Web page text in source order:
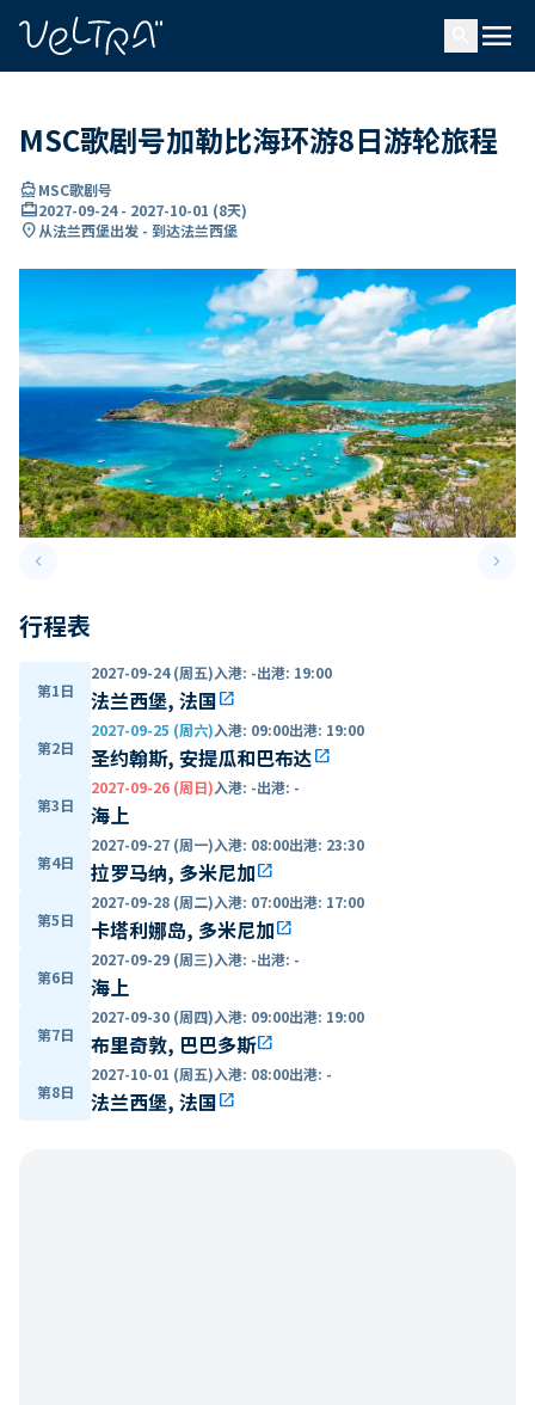
menu
MSC歌剧号加勒比海环游8日游轮旅程
directions_boatMSC歌剧号
card_travel2027-09-24- 2027-10-01 (8天)
location_on从法兰西堡出发 - 到达法兰西堡
keyboard_arrow_leftPrevious slide keyboard_arrow_right
行程表
第1日
2027-09-24 (周五)入港: -出港: 19:00
法兰西堡, 法国open_in_new
第2日
2027-09-25 (周六)入港: 09:00出港: 19:00
圣约翰斯, 安提瓜和巴布达open_in_new
第3日
2027-09-26 (周日)入港: -出港: -
海上
第4日
2027-09-27 (周一)入港: 08:00出港: 23:30
拉罗马纳, 多米尼加open_in_new
第5日
2027-09-28 (周二)入港: 07:00出港: 17:00
卡塔利娜岛, 多米尼加open_in_new
第6日
2027-09-29 (周三)入港: -出港: -
海上
第7日
2027-09-30 (周四)入港: 09:00出港: 19:00
布里奇敦, 巴巴多斯open_in_new
第8日
2027-10-01 (周五)入港: 08:00出港: -
法兰西堡, 法国open_in_new